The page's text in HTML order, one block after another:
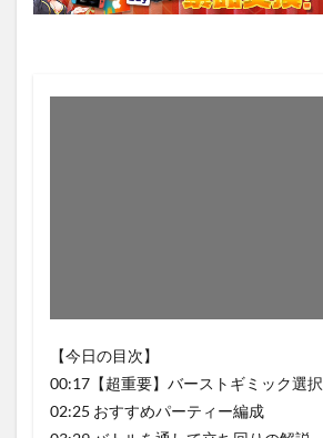
【今日の目次】
00:17【超重要】バーストギミック選択
02:25 おすすめパーティー編成